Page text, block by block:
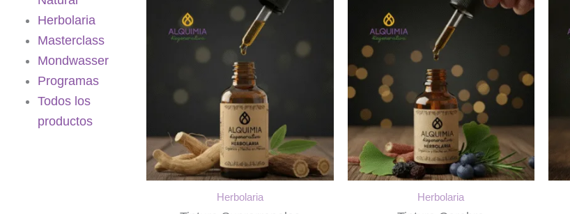
Herbolaria
Masterclass
Mondwasser
Programas
Todos los
productos
Herbolaria Herbolaria